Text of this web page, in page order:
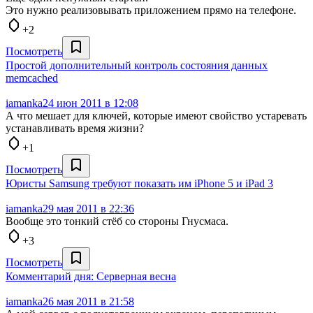
Это нужно реализовывать приложением прямо на телефоне.
+2
Посмотреть
Простой дополнительный контроль состояния данных
memcached
iamanka24 июн 2011 в 12:08
А что мешает для ключей, которые имеют свойство устаревать
устанавливать время жизни?
+1
Посмотреть
Юристы Samsung требуют показать им iPhone 5 и iPad 3
iamanka29 мая 2011 в 22:36
Вообще это тонкий стёб со стороны Гнусмаса.
+3
Посмотреть
Комментарий дня: Серверная весна
iamanka26 мая 2011 в 21:58